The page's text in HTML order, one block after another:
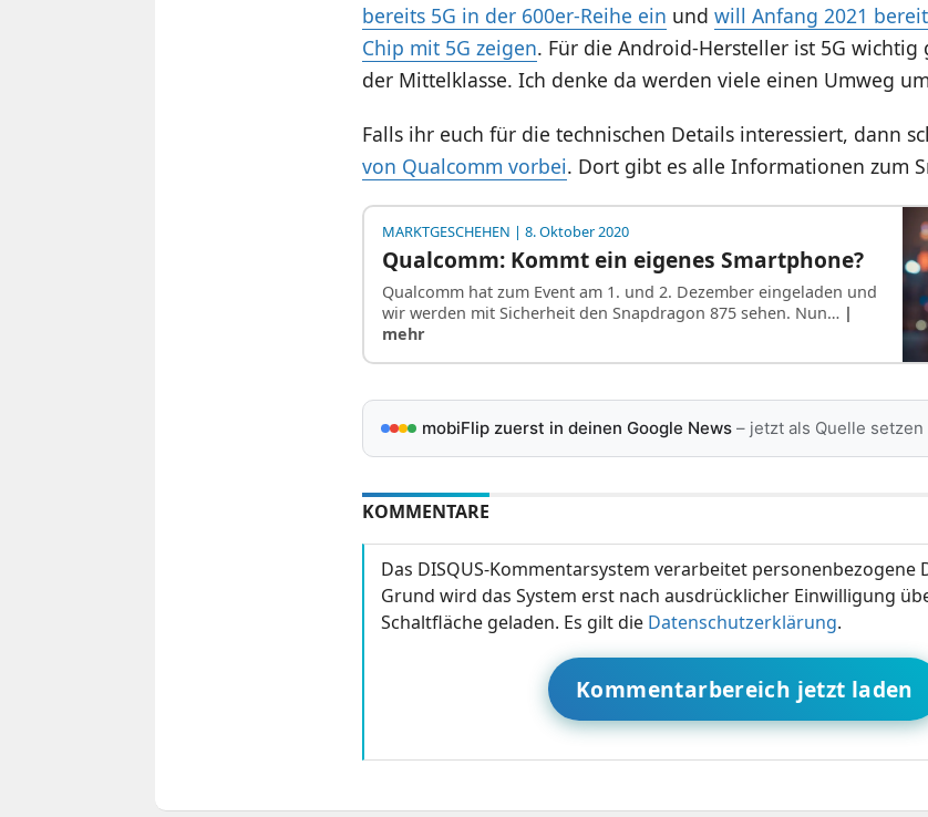
bereits 5G in der 600er-Reihe ein und will Anfang 2021
Chip mit 5G zeigen. Für die Android-Hersteller ist 5G wichtig
der Mittelklasse. Ich denke da werden viele einen Umweg
Falls ihr euch für die technischen Details interessiert, dann
von Qualcomm vorbei. Dort gibt es alle Informationen zum
MARKTGESCHEHEN | 8. Oktober 2020
Qualcomm: Kommt ein eigenes Smartphone?
Qualcomm hat zum Event am 1. und 2. Dezember eingeladen und
wir werden mit Sicherheit den Snapdragon 875 sehen. Nun… |
mehr
mobiFlip zuerst in deinen Google News– jetzt als Quelle setzen
KOMMENTARE
Das DISQUS-Kommentarsystem verarbeitet personenbezogene
Grund wird das System erst nach ausdrücklicher Einwilligung
Schaltfläche geladen. Es gilt die Datenschutzerklärung.
Kommentarbereich jetzt laden